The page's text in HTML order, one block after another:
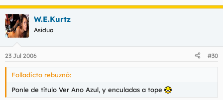
W.E.Kurtz
Asiduo
23 Jul 2006 #30
Folladicto rebuznó:
Ponle de título Ver Ano Azul, y enculadas a tope